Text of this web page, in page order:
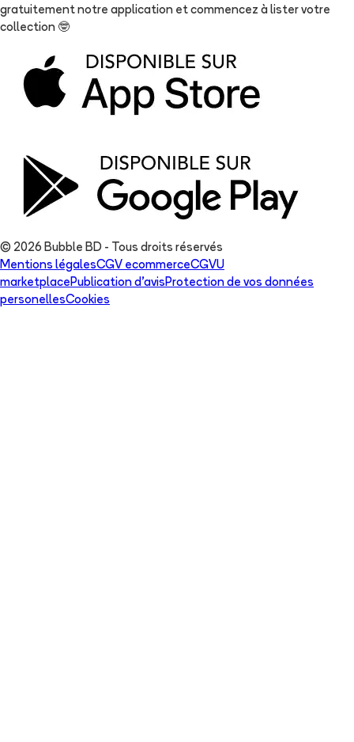
gratuitement notre application et commencez à lister votre
collection 🤓
© 2026 Bubble BD - Tous droits réservés
Mentions légalesCGV ecommerceCGVU
marketplace Publication d'avis Protection de vos données
personellesCookies